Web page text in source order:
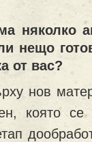
няколко
нещо
от вас?
нов
която се